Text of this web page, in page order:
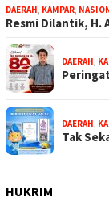
DAERAH, KAMPAR,
Resmi Dilantik, H.
DAERAH,
DAERAH,
Tak
HUKRIM